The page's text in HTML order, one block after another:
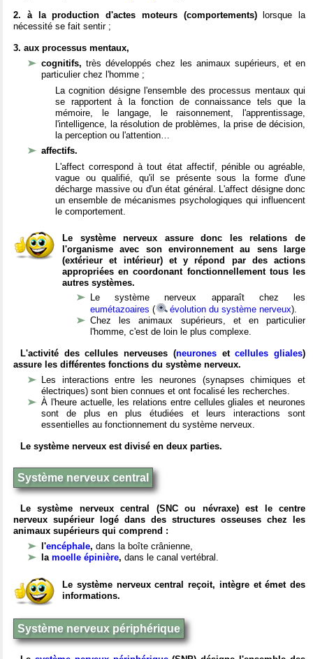
2. à la production d'actes moteurs (comportements)lorsque la
nécessité se fait sentir ;
3. aux processus mentaux,
cognitifs,très développés chez les animaux supérieurs, et en
particulier chez l'homme ;
La cognition désigne l'ensemble des processus mentaux qui
se rapportent à la fonction de connaissance tels que la
mémoire, le langage, le raisonnement, l'apprentissage,
l'intelligence, la résolution de problèmes, la prise de décision,
la perception ou l'attention…
affectifs.
L'affect correspond à tout état affectif, pénible ou agréable,
vague ou qualifié, qu'il se présente sous la forme d'une
décharge massive ou d'un état général. L'affect désigne donc
un ensemble de mécanismes psychologiques qui influencent
le comportement.
Le système nerveux assure donc les relations de
l'organisme avec son environnement au sens large
(extérieur et intérieur) et y répond par des actions
appropriées en coordonant fonctionnellement tous les
autres systèmes.
Le système nerveux apparaît chez les
eumétazoaires ( évolution du système nerveux).
Chez les animaux supérieurs, et en particulier
l'homme, c'est de loin le plus complexe.
L'activité des cellules nerveuses (neuronesetcellules gliales)
assure les différentes fonctions du système nerveux.
Les interactions entre les neurones (synapses chimiques et
électriques) sont bien connues et ont focalisé les recherches.
À l'heure actuelle, les relations entre cellules gliales et neurones
sont de plus en plus étudiées et leurs interactions sont
essentielles au fonctionnement du système nerveux.
Le système nerveux est divisé en deux parties.
Système nerveux central
Le système nerveux central (SNC ou névraxe) est le centre
nerveux supérieur logé dans des structures osseuses chez les
animaux supérieurs qui comprend :
l'encéphale, dans la boîte crânienne,
la moelle épinière, dans le canal vertébral.
Le système nerveux central reçoit, intègre et émet des
informations.
Système nerveux périphérique